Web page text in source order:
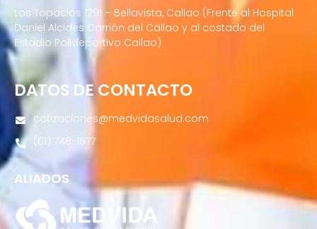
Los Topacios 1291 – Bellavista, Callao (Frente al Hospital
Daniel Alcides Carrión del Callao y al costado del
Estadio Polideportivo Callao)
DATOS DE CONTACTO
cotizaciones@medvidasalud.com
(01) 748-1577
ALIADOS